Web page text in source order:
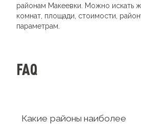
районам Макеевки. Можно искать
комнат, площади, стоимости,
параметрам.
FAQ
Какие районы наиболее